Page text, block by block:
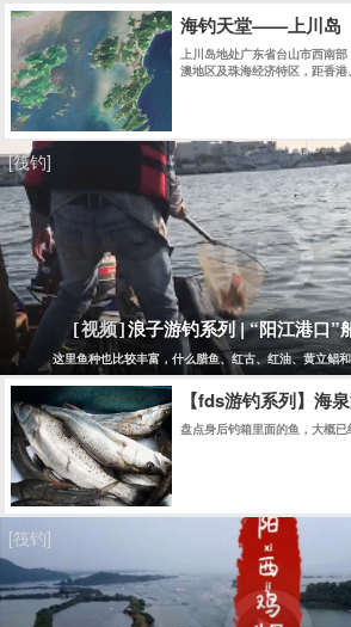
海钓天堂——上川岛
上川岛地处广东省台山市西南
澳地区及珠海经济特区，距香
[筏钓]
[视频] 浪子游钓系列 | “阳江港口”
这里鱼种也比较丰富，什么腊鱼、红古、红油、黄立鲳
【fds游钓系列】海
盘点身后钓箱里面的鱼，大概已
[筏钓]